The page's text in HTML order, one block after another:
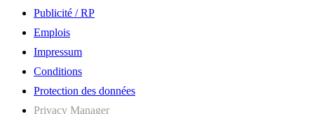
Publicité / RP
Emplois
Impressum
Conditions
Protection des données
Privacy Manager